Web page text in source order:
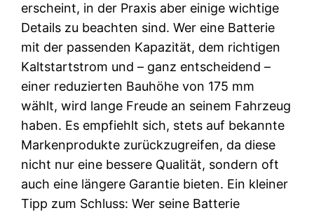
erscheint, in der Praxis aber einige wichtige
Details zu beachten sind. Wer eine Batterie
mit der passenden Kapazität, dem richtigen
Kaltstartstrom und – ganz entscheidend –
einer reduzierten Bauhöhe von 175 mm
wählt, wird lange Freude an seinem Fahrzeug
haben. Es empfiehlt sich, stets auf bekannte
Markenprodukte zurückzugreifen, da diese
nicht nur eine bessere Qualität, sondern oft
auch eine längere Garantie bieten. Ein kleiner
Tipp zum Schluss: Wer seine Batterie